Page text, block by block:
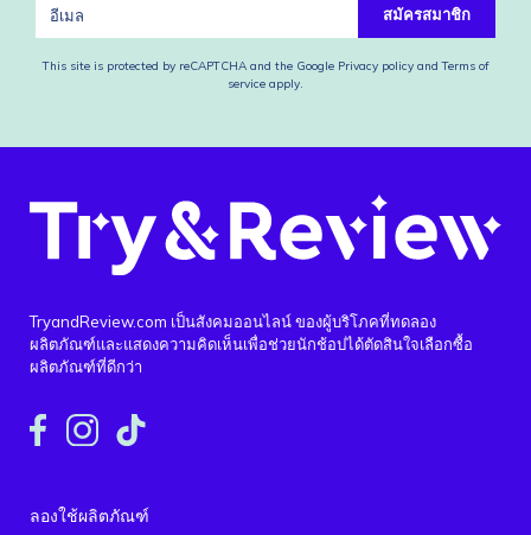
สมัครสมาชิก
This site is protected by reCAPTCHA and the Google Privacy policy and Terms of
service apply.
TryandReview.com เป็นสังคมออนไลน์ ของผู้บริโภคที่ทดลอง
ผลิตภัณฑ์และแสดงความคิดเห็นเพื่อช่วยนักช้อปได้ตัดสินใจเลือกซื้อ
ผลิตภัณฑ์ที่ดีกว่า
ลองใช้ผลิตภัณฑ์